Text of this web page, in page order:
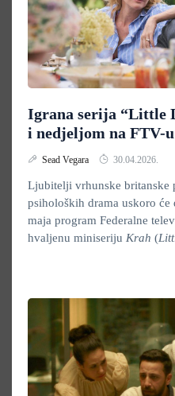
Igrana serija “Little
i nedjeljom na FTV-u
Sead Vegara 30.04.2026.
Ljubitelji vrhunske britanske
psiholoških drama uskoro će
maja program Federalne
hvaljenu miniseriju Krah (